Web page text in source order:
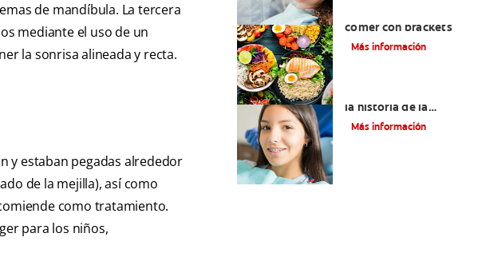
de mandíbula. La tercera
mediante el uso de un
la sonrisa alineada y recta.
y estaban pegadas alrededor
de la mejilla), así como
como tratamiento.
para los niños,
comer con brackets
Más información
la historia de la
ortodoncia
Más información